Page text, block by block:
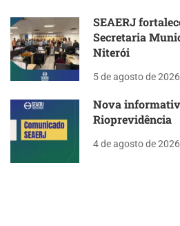
SEAERJ
Secretaria
Niterói
5 de agosto de 2026
Nova
Rioprevidência
4 de agosto de 2026